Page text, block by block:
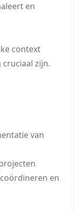
en
context
zijn.
van
en